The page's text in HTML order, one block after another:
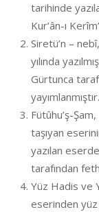
tarihinde
Kur’ân-ı
Siretü’n –
yılında
Gürtunca
Fütûhu’ş-
taşıyan
yazılan
tarafından
Yüz Hadis ve
eserinden